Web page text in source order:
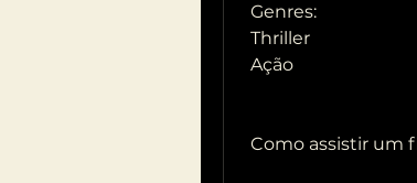
Genres:
Thriller
Ação
Como assistir um